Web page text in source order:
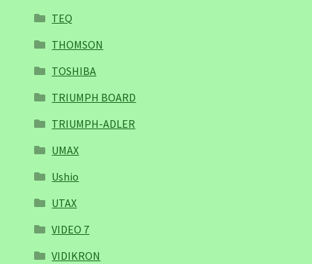
TEQ
THOMSON
TOSHIBA
TRIUMPH BOARD
TRIUMPH-ADLER
UMAX
Ushio
UTAX
VIDEO 7
VIDIKRON